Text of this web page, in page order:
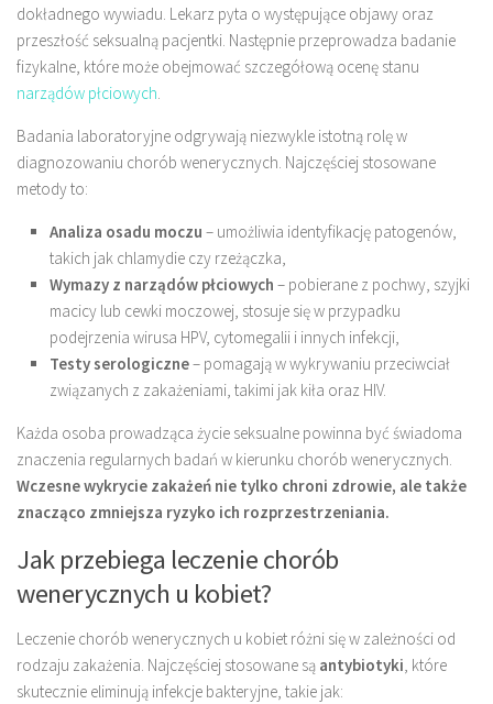
dokładnego wywiadu. Lekarz pyta o występujące objawy oraz
przeszłość seksualną pacjentki. Następnie przeprowadza badanie
fizykalne, które może obejmować szczegółową ocenę stanu
narządów płciowych.
Badania laboratoryjne odgrywają niezwykle istotną rolę w
diagnozowaniu chorób wenerycznych. Najczęściej stosowane
metody to:
Analiza osadu moczu – umożliwia identyfikację patogenów,
takich jak chlamydie czy rzeżączka,
Wymazy z narządów płciowych – pobierane z pochwy, szyjki
macicy lub cewki moczowej, stosuje się w przypadku
podejrzenia wirusa HPV, cytomegalii i innych infekcji,
Testy serologiczne– pomagają w wykrywaniu przeciwciał
związanych z zakażeniami, takimi jak kiła oraz HIV.
Każda osoba prowadząca życie seksualne powinna być świadoma
znaczenia regularnych badań w kierunku chorób wenerycznych.
Wczesne wykrycie zakażeń nie tylko chroni zdrowie, ale także
znacząco zmniejsza ryzyko ich rozprzestrzeniania.
Jak przebiega leczenie chorób
wenerycznych u kobiet?
Leczenie chorób wenerycznych u kobiet różni się w zależności od
rodzaju zakażenia. Najczęściej stosowane są antybiotyki, które
skutecznie eliminują infekcje bakteryjne, takie jak: